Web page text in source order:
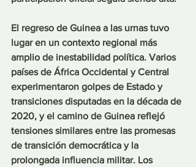
El regreso de Guinea a las urnas tuvo
lugar en un contexto regional más
amplio de inestabilidad política. Varios
países de África Occidental y Central
experimentaron golpes de Estado y
transiciones disputadas en la década de
2020, y el camino de Guinea reflejó
tensiones similares entre las promesas
de transición democrática y la
prolongada influencia militar. Los